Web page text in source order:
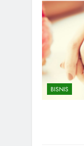
BISNIS